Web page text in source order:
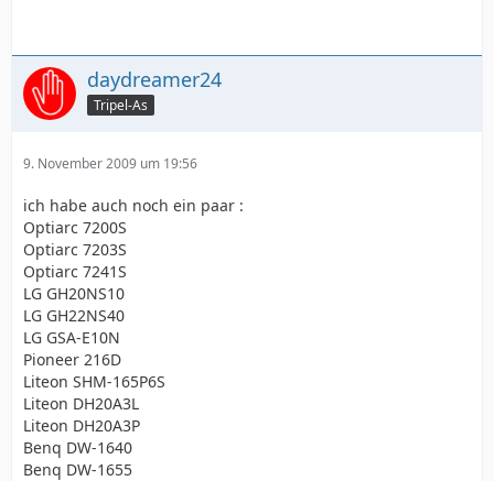
daydreamer24
Tripel-As
9. November 2009 um 19:56
ich habe auch noch ein paar :
Optiarc 7200S
Optiarc 7203S
Optiarc 7241S
LG GH20NS10
LG GH22NS40
LG GSA-E10N
Pioneer 216D
Liteon SHM-165P6S
Liteon DH20A3L
Liteon DH20A3P
Benq DW-1640
Benq DW-1655